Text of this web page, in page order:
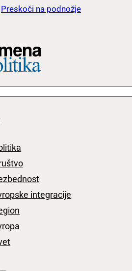
Preskoči na podnožje
integracije